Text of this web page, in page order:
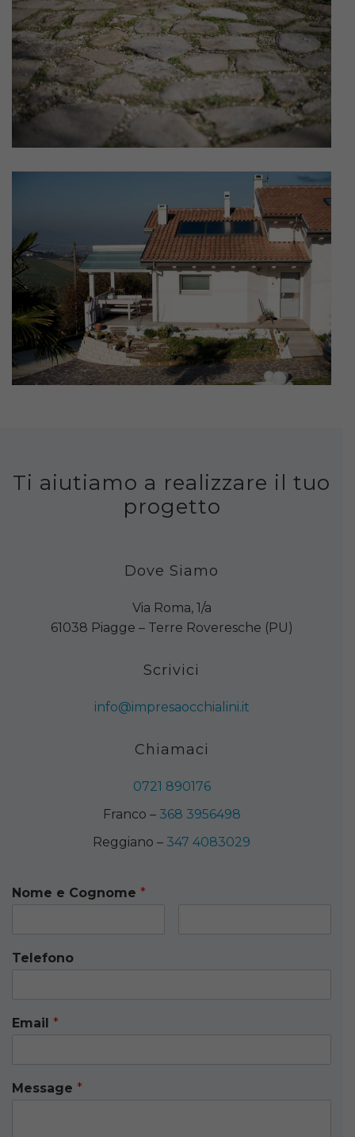
Ti aiutiamo a realizzare il tuo
progetto
Dove Siamo
Via Roma, 1/a
61038 Piagge – Terre Roveresche (PU)
Scrivici
info@impresaocchialini.it
Chiamaci
0721 890176
Franco – 368 3956498
Reggiano – 347 4083029
Nome e Cognome *
Telefono
Email *
Message *